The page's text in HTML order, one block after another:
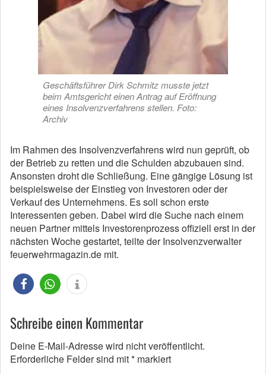
Geschäftsführer Dirk Schmitz musste jetzt
beim Amtsgericht einen Antrag auf Eröffnung
eines Insolvenzverfahrens stellen. Foto:
Archiv
Im Rahmen des Insolvenzverfahrens wird nun geprüft, ob
der Betrieb zu retten und die Schulden abzubauen sind.
Ansonsten droht die Schließung. Eine gängige Lösung ist
beispielsweise der Einstieg von Investoren oder der
Verkauf des Unternehmens. Es soll schon erste
Interessenten geben. Dabei wird die Suche nach einem
neuen Partner mittels Investorenprozess offiziell erst in der
nächsten Woche gestartet, teilte der Insolvenzverwalter
feuerwehrmagazin.de mit.
Schreibe einen Kommentar
Deine E-Mail-Adresse wird nicht veröffentlicht.
Erforderliche Felder sind mit* markiert